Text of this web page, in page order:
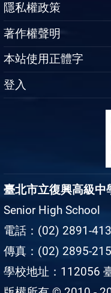
隱私權政策
著作權聲明
本站使用正體字
登入
臺北市立復興高級中
Senior High School
電話：(02) 2891-
傳真：(02) 2895-
學校地址：112056